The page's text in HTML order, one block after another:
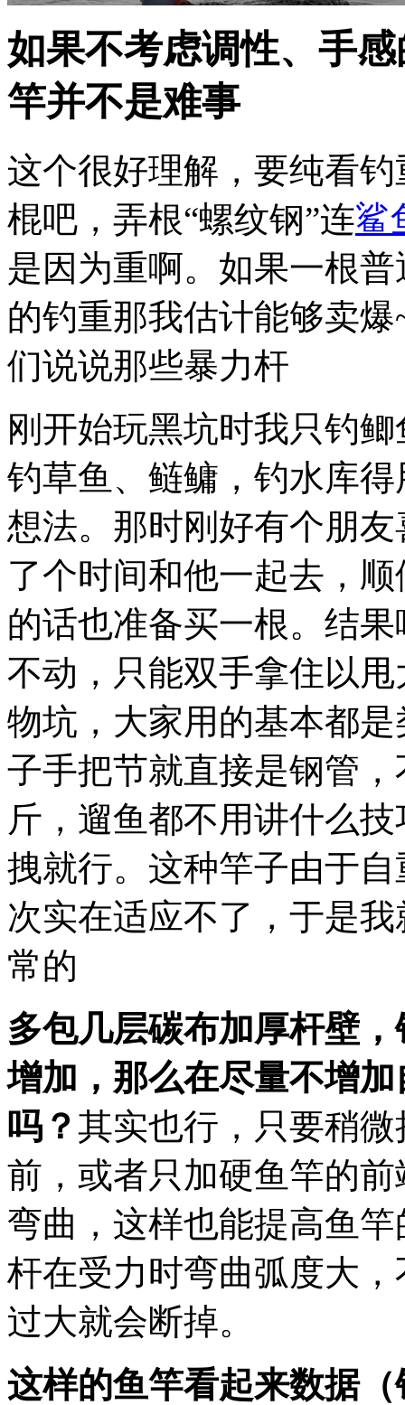
如果不考虑调性、手
竿并不是难事
这个很好理解，要纯看
棍吧，弄根“螺纹钢”连鲨
是因为重啊。如果一根
的钓重那我估计能够卖
们说说那些暴力杆
刚开始玩黑坑时我只钓
钓草鱼、鲢鳙，钓水库
想法。那时刚好有个朋
了个时间和他一起去，
的话也准备买一根。结
不动，只能双手拿住以
物坑，大家用的基本都
子手把节就直接是钢管
斤，遛鱼都不用讲什么
拽就行。这种竿子由于
次实在适应不了，于是
常的
多包几层碳布加厚杆壁
增加，那么在尽量不增
吗？ 其实也行，只要稍
前，或者只加硬鱼竿的
弯曲，这样也能提高鱼
杆在受力时弯曲弧度大
过大就会断掉。
这样的鱼竿看起来数据